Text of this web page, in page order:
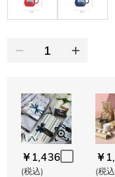
￥1,436
(税込)
￥
(税